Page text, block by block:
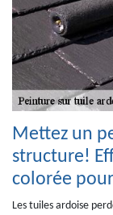
Mettez un
structure!
colorée
Les tuiles ardoise